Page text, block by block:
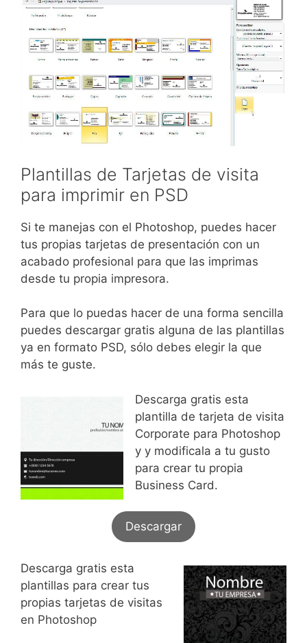
Plantillas de Tarjetas de visita
para imprimir en PSD
Si te manejas con el Photoshop, puedes hacer
tus propias tarjetas de presentación con un
acabado profesional para que las imprimas
desde tu propia impresora.
Para que lo puedas hacer de una forma sencilla
puedes descargar gratis alguna de las plantillas
ya en formato PSD, sólo debes elegir la que
más te guste.
Descarga gratis esta
plantilla de tarjeta de visita
Corporate para Photoshop
y y modificala a tu gusto
para crear tu propia
Business Card.
Descargar
Descarga gratis esta
plantillas para crear tus
propias tarjetas de visitas
en Photoshop